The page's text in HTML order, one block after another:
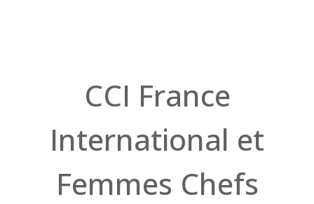
CCI France
International et
Femmes Chefs